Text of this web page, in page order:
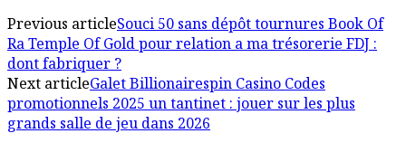
Previous articleSouci 50 sans dépôt tournures Book Of
Ra Temple Of Gold pour relation a ma trésorerie FDJ :
dont fabriquer ?
Next articleGalet Billionairespin Casino Codes
promotionnels 2025 un tantinet : jouer sur les plus
grands salle de jeu dans 2026